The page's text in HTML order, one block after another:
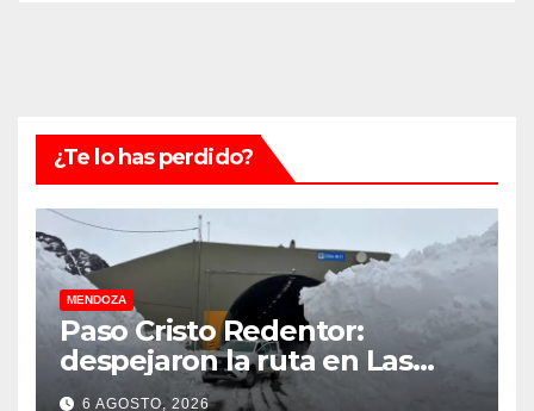
¿Te lo has perdido?
MENDOZA
Paso Cristo Redentor:
despejaron la ruta en Las
Cuevas antes de otro
6 AGOSTO, 2026